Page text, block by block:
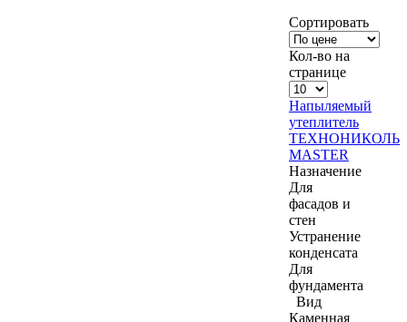
Сортировать
Кол-во на
странице
Напыляемый
утеплитель
ТЕХНОНИКОЛЬ
MASTER
Назначение
Для
фасадов и
стен
Устранение
конденсата
Для
фундамента
Вид
Каменная